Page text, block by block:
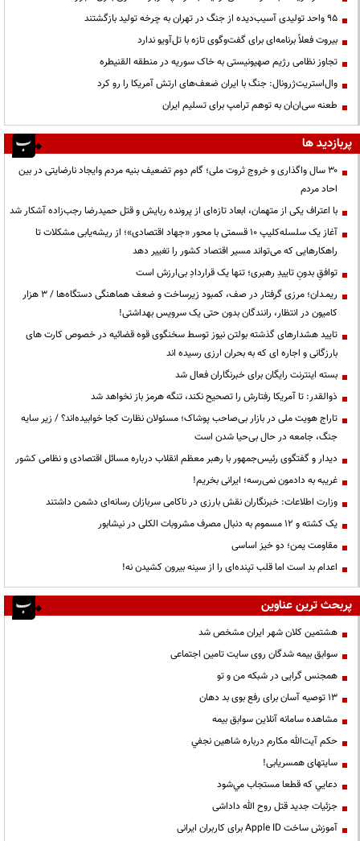
95 واحد تولیدی آسیب‌دیده از جنگ در تهران به چرخه تولید بازگشتند
بیروت فعلاً برنامه‌ای برای گفت‌وگوی تازه با تل‌آویو ندارد
تجاوز نظامی رژیم صهیونیستی به خاک سوریه در منطقه القنیطره
وال‌استریت‌ژرونال: جنگ با ایران ضعف‌های ارتش آمریکا را رو کرد
طعنه سی‌ان‌ان به توهم ترامپ برای تسلیم ایران
پربازدید ها
۳۰ سال واگذاری و خروج ثروت ملی؛ گام دوم تضعیف بنیه مردم وایجاد نارضایتی در بین
احاد مردم
با اعتراف یکی از متهمان، ابعاد تازه‌ای از پرونده ربایش و قتل حمیدرضا رجب‌زاده آشکار شد
آغاز یک سلسله‌کلیپ ۱۰ قسمتی با محور «جهاد اقتصادی»؛ از ریشه‌یابی مشکلات تا
راهکارهایی که می‌تواند مسیر اقتصاد کشور را تغییر دهد
توافقِ بدونِ تاییدِ رهبری؛ تنها یک قراردادِ بی‌ارزش است
ریمـدان؛ مرزی گرفتار در صف، کمبود زیرساخت و ضعف هماهنگی دستگاه‌ها / ۳ هزار
کامیون در انتظار، رانندگان بدون حتی یک سرویس بهداشتی!
تایید هشدارهای گذشته بولتن نیوز توسط سخنگوی قوه قضائیه در خصوص کارت های
بارزگانی و اجاره ای که به بحران ارزی رسیده اند
بسته اینترنت رایگان برای خبرنگاران فعال شد
ذوالقدر: تا آمریکا رفتارش را تصحیح نکند، تنگه هرمز باز نخواهد شد
تاراج هویت ملی در بازار بی‌صاحب پوشاک؛ مسئولان نظارت کجا خوابیده‌اند؟ / زیر سایه
جنگ، جامعه در حال بی‌حیا شدن است
دیدار و گفتگوی رئیس‌جمهور با رهبر معظم انقلاب درباره مسائل اقتصادی و نظامی کشور
غریبه به دادمون نمی‌رسه؛ ایرانی بخریم!
وزارت اطلاعات: خبرنگاران نقش بارزی در ناکامی سربازان رسانه‌ای دشمن داشتند
یک کشته و ۱۲ مسموم به دنبال مصرف مشروبات الکلی در نیشابور
مقاومت یمن؛ دو خیز اساسی
اعدام بد است اما قلب تپنده‌ای را از سینه بیرون کشیدن نه!
پربحث ترین عناوین
هشتمین کلان شهر ایران مشخص شد
سوابق بیمه شدگان روی سایت تامین اجتماعی
همجنس گرایی در شبکه من و تو
13 توصیه آسان برای رفع بوی بد دهان
مشاهده سامانه آنلاين سوابق بیمه
حكم آيت‌الله مكارم درباره شاهين نجفي
سایتهای همسریابی!
دعايي كه قطعا مستجاب مي‌شود
جزئیات جدید قتل روح الله داداشی
آموزش ساخت Apple ID برای کاربران ایرانی